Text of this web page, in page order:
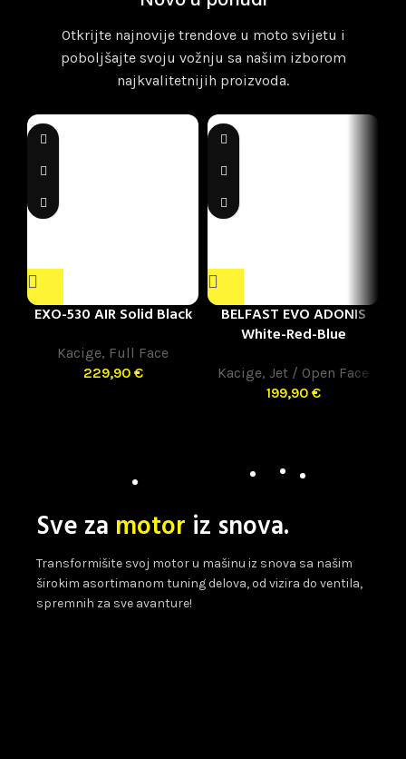
Otkrijte najnovije trendove u moto svijetu i
poboljšajte svoju vožnju sa našim izborom
najkvalitetnijih proizvoda.
EXO-530 AIR Solid Black
Kacige, Full Face
229,90 €
BELFAST EVO ADONIS
White-Red-Blue
Kacige, Jet / Open Face
199,90 €
Sve za motor iz snova.
Transformišite svoj motor u mašinu iz snova sa našim
širokim asortimanom tuning delova, od vizira do ventila,
spremnih za sve avanture!